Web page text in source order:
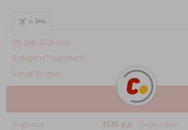
+
26 sep 2026 (za)
8 dagen (7 nachten)
vanaf Brussel
Augustus 1529 p.p. September